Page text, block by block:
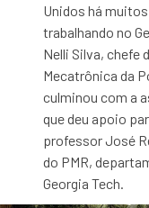
Unidos há
trabalhando no
Nelli Silva, chefe
Mecatrônica da
culminou com a
que deu apoio
professor José
do PMR,
Georgia Tech.